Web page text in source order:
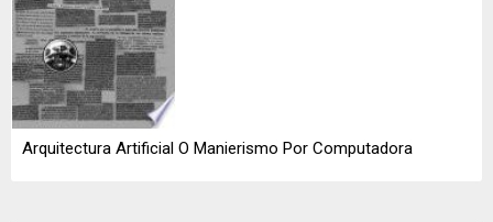
Arquitectura Artificial O Manierismo Por Computadora